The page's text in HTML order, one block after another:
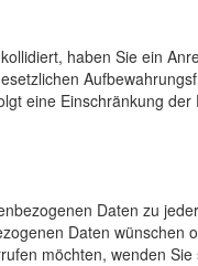
haben Sie ein
eine Einschränkung
Daten zu
Daten wünschen
möchten, wenden